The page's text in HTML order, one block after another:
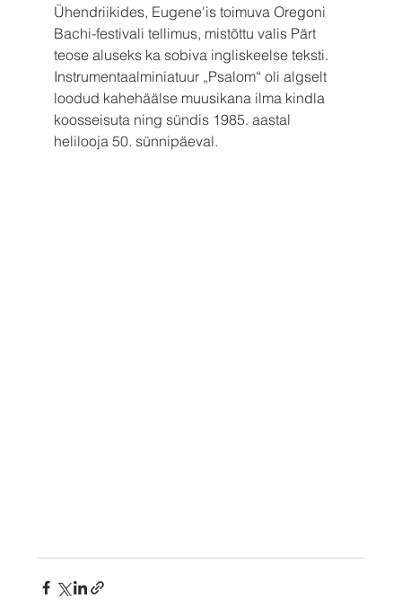
Ühendriikides, Eugene'is toimuva Oregoni
Bachi-festivali tellimus, mistõttu valis Pärt
teose aluseks ka sobiva ingliskeelse teksti.
Instrumentaalminiatuur „Psalom“ oli algselt
loodud kahehäälse muusikana ilma kindla
koosseisuta ning sündis 1985. aastal
helilooja 50. sünnipäeval.